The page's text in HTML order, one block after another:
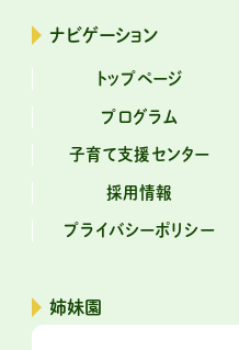
ナビゲーション
トップページ
プログラム
子育て支援センター
採用情報
プライバシーポリシー
姉妹園